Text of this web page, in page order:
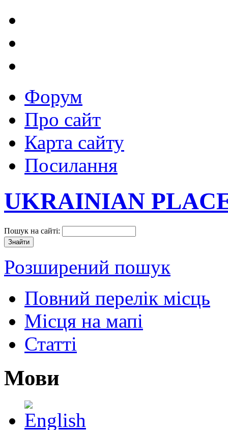
Форум
Про сайт
Карта сайту
Посилання
UKRAINIAN
Пошук на сайті:
Розширений пошук
Повний перелік місць
Місця на мапі
Статті
Мови